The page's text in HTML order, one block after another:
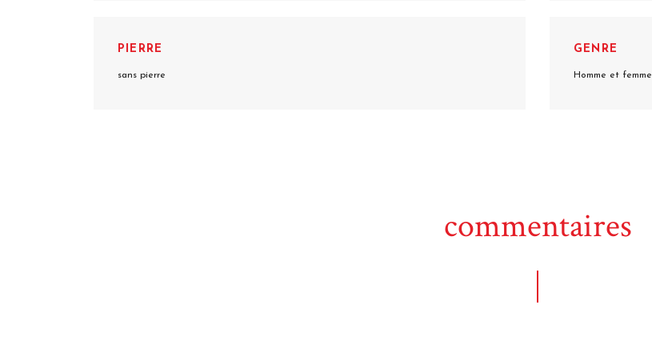
PIERRE
sans pierre
GENRE
Homme et femme
commentaires